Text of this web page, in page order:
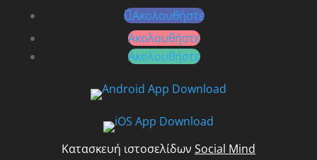
Ακολουθήστε
Ακολουθήστε
Ακολουθήστε
Κατασκευή ιστοσελίδων Social Mind